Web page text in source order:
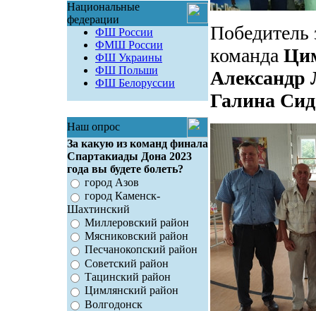
Национальные
федерации
ФШ России
ФМШ России
ФШ Украины
ФШ Польши
ФШ Белоруссии
Наш опрос
За какую из команд финала
Спартакиады Дона 2023
года вы будете болеть?
город Азов
город Каменск-
Шахтинский
Миллеровский район
Мясниковский район
Песчанокопский район
Советский район
Тацинский район
Цимлянский район
Волгодонск
Победитель
команда
Галина